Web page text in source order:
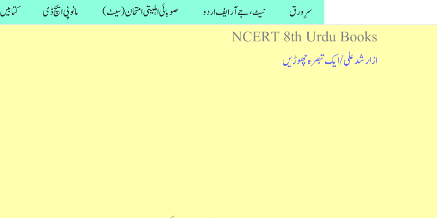
سرِ ورق نیٹ، جے آر ایف اردو صوبائی اہلیتی امتحان (سیٹ) مانو پی ایچ ڈی کتابیں
NCERT 8th Urdu Books
ازارشد علی/ایک تبصرہ چھوڑیں